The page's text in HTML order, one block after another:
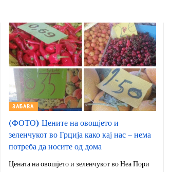
ЗАБАВА
(ФОТО) Цените на овошјето и
зеленчукот во Грција како кај нас – нема
потреба да носите од дома
Цената на овошјето и зеленчукот во Неа Пори